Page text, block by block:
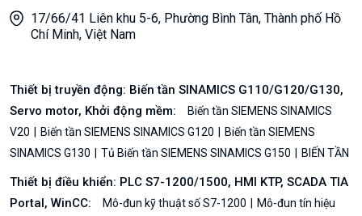
17/66/41 Liên khu 5-6, Phường Bình Tân, Thành phố Hồ
Chí Minh, Việt Nam
Thiết bị truyền động: Biến tần SINAMICS G110/G120/G130,
Servo motor, Khởi động mềm:
Biến tần SIEMENS SINAMICS
V20
Biến tần SIEMENS SINAMICS G120
Biến tần SIEMENS
SINAMICS G130
Tủ Biến tần SIEMENS SINAMICS G150 BIẾN TẦN
Thiết bị điều khiển: PLC S7-1200/1500, HMI KTP, SCADA TIA
Portal, WinCC:
Mô-đun kỹ thuật số S7-1200
Mô-đun tín hiệu